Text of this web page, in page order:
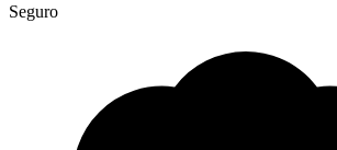
Seguro